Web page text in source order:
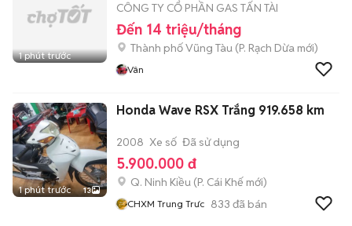
1 phút trước
CÔNG TY CỔ PHẦN GAS TẤN TÀI
Đến 14 triệu/tháng
Thành phố Vũng Tàu (P. Rạch Dừa mới)
Vân
1 phút trước 13
Honda Wave RSX Trắng 919.658 km
2008 Xe số Đã sử dụng
5.900.000 đ
Q. Ninh Kiều (P. Cái Khế mới)
CHXM Trung Trưc 833 đã bán